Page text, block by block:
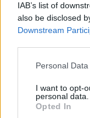
IAB’s list of
also be disclosed
Downstream
Personal
I want to opt-
personal data.
Opted In
Artigo anterior